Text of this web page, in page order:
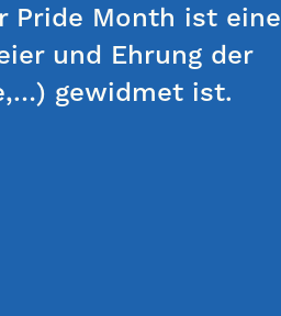
Pride Month ist eine
und Ehrung der
gewidmet ist.